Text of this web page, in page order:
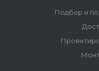
Подбор и